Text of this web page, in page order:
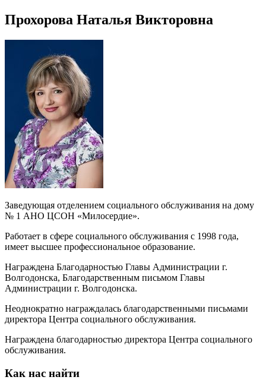
Прохорова Наталья Викторовна
Заведующая отделением социального обслуживания на дому
№ 1 АНО ЦСОН «Милосердие».
Работает в сфере социального обслуживания с 1998 года,
имеет высшее профессиональное образование.
Награждена Благодарностью Главы Администрации г.
Волгодонска, Благодарственным письмом Главы
Администрации г. Волгодонска.
Неоднократно награждалась благодарственными письмами
директора Центра социального обслуживания.
Награждена благодарностью директора Центра социального
обслуживания.
Как нас найти